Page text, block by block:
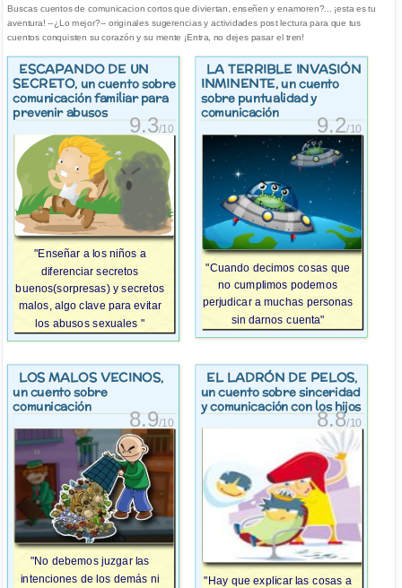
Buscas cuentos de comunicacion cortos que diviertan, enseñen y enamoren?... ¡esta es tu
aventura! --¿Lo mejor?-- originales sugerencias y actividades post lectura para que tus
cuentos conquisten su corazón y su mente ¡Entra, no dejes pasar el tren!
ESCAPANDO DE UN
SECRETO, un cuento sobre
comunicación familiar para
prevenir abusos
9.3/10
"Enseñar a los niños a
diferenciar secretos
buenos(sorpresas) y secretos
malos, algo clave para evitar
los abusos sexuales "
LA TERRIBLE INVASIÓN
INMINENTE, un cuento
sobre puntualidad y
comunicación
9.2/10
"Cuando decimos cosas que
no cumplimos podemos
perjudicar a muchas personas
sin darnos cuenta"
LOS MALOS VECINOS,
un cuento sobre
comunicación
8.9/10
"No debemos juzgar las
intenciones de los demás ni
EL LADRÓN DE PELOS,
un cuento sobre sinceridad
y comunicación con los hijos
8.8/10
"Hay que explicar las cosas a